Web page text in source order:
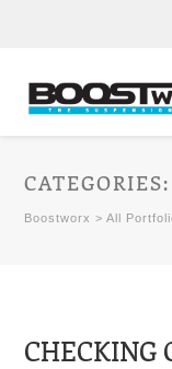
CATEGORIES:
Boostworx >All
CHECKING